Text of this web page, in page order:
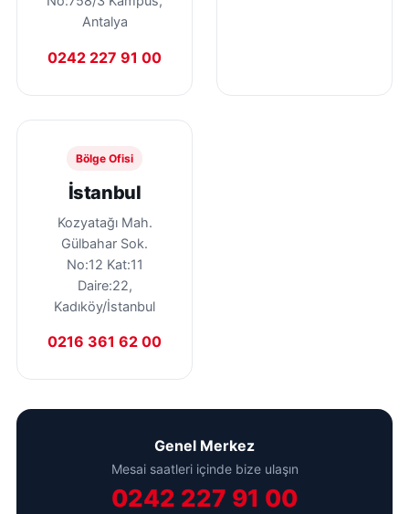
Antalya
0242 227 91 00
Bölge Ofisi
İstanbul
Kozyatağı Mah.
Gülbahar Sok.
No:12 Kat:11
Daire:22,
Kadıköy/İstanbul
0216 361 62 00
Genel Merkez
Mesai saatleri içinde bize ulaşın
0242 227 91 00